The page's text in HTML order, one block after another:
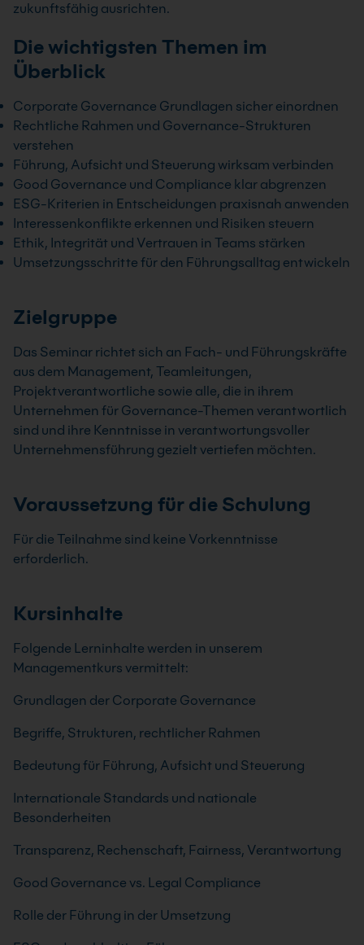
zukunftsfähig ausrichten.
Die wichtigsten Themen im
Überblick
Corporate Governance Grundlagen sicher einordnen
Rechtliche Rahmen und Governance-Strukturen
verstehen
Führung, Aufsicht und Steuerung wirksam verbinden
Good Governance und Compliance klar abgrenzen
ESG-Kriterien in Entscheidungen praxisnah anwenden
Interessenkonflikte erkennen und Risiken steuern
Ethik, Integrität und Vertrauen in Teams stärken
Umsetzungsschritte für den Führungsalltag entwickeln
Zielgruppe
Das Seminar richtet sich an Fach- und Führungskräfte
aus dem Management, Teamleitungen,
Projektverantwortliche sowie alle, die in ihrem
Unternehmen für Governance-Themen verantwortlich
sind und ihre Kenntnisse in verantwortungsvoller
Unternehmensführung gezielt vertiefen möchten.
Voraussetzung für die Schulung
Für die Teilnahme sind keine Vorkenntnisse
erforderlich.
Kursinhalte
Folgende Lerninhalte werden in unserem
Managementkurs vermittelt:
Grundlagen der Corporate Governance
Begriffe, Strukturen, rechtlicher Rahmen
Bedeutung für Führung, Aufsicht und Steuerung
Internationale Standards und nationale
Besonderheiten
Transparenz, Rechenschaft, Fairness, Verantwortung
Good Governance vs. Legal Compliance
Rolle der Führung in der Umsetzung